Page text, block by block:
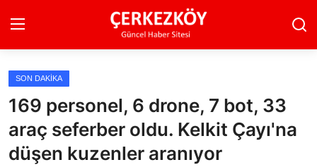
Ana Sayfa
Son Dakika
Ekonomi Haberleri
SON DAKIKA
169 personel, 6 drone, 7 bot, 33
araç seferber oldu. Kelkit Çayı'na
düşen kuzenler aranıyor